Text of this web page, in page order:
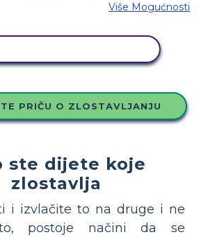
Više Mogućnosti
PRIČU O ZLOSTAVLJANJU
ste dijete koje
zlostavlja
i izvlačite to na druge i ne
postoje načini da se